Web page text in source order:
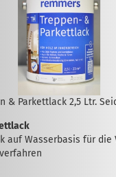
& Parkettlack 2,5 Ltr.
auf Wasserbasis für die